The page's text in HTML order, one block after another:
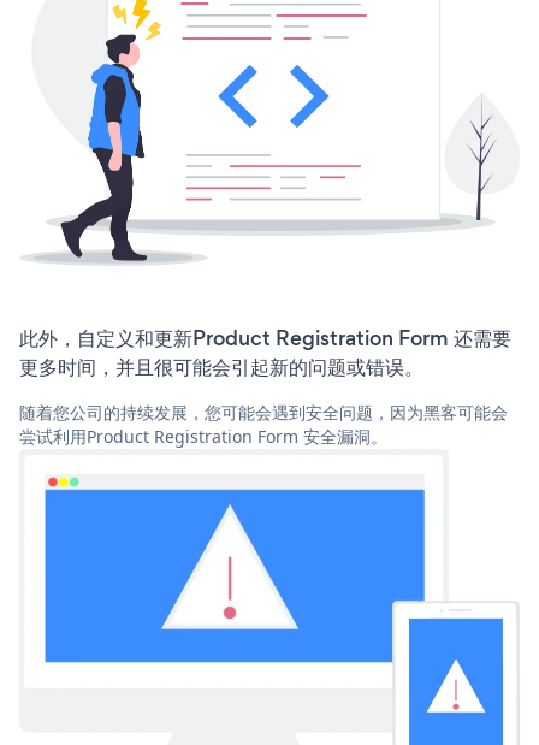
此外，自定义和更新Product Registration Form 还需要
更多时间，并且很可能会引起新的问题或错误。
随着您公司的持续发展，您可能会遇到安全问题，因为黑客可能会
尝试利用Product Registration Form 安全漏洞。